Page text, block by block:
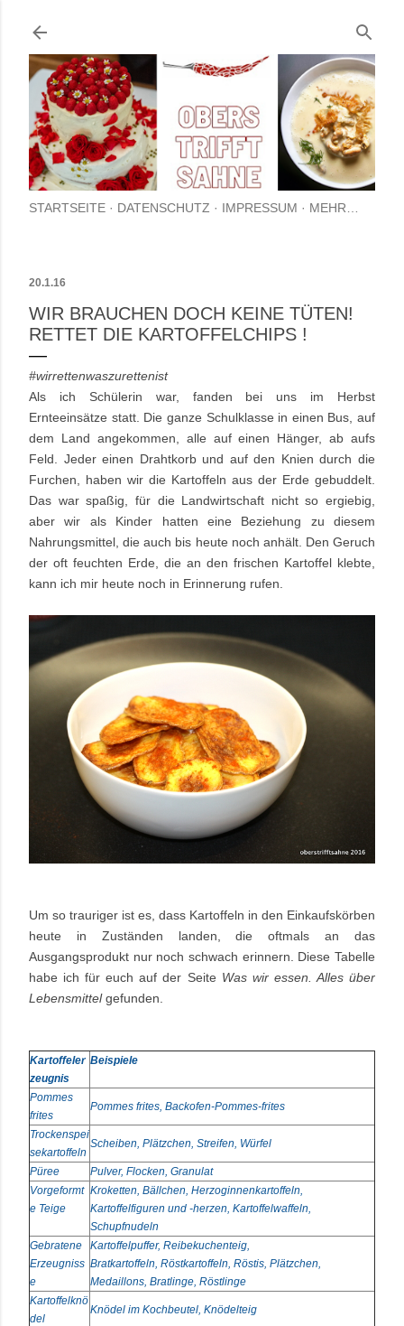
STARTSEITE DATENSCHUTZ IMPRESSUM MEHR…
20.1.16
WIR BRAUCHEN DOCH KEINE TÜTEN!
RETTET DIE KARTOFFELCHIPS !
#wirrettenwaszurettenist
Als ich Schülerin war, fanden bei uns im Herbst
Ernteeinsätze statt. Die ganze Schulklasse in einen Bus, auf
dem Land angekommen, alle auf einen Hänger, ab aufs
Feld. Jeder einen Drahtkorb und auf den Knien durch die
Furchen, haben wir die Kartoffeln aus der Erde gebuddelt.
Das war spaßig, für die Landwirtschaft nicht so ergiebig,
aber wir als Kinder hatten eine Beziehung zu diesem
Nahrungsmittel, die auch bis heute noch anhält. Den Geruch
der oft feuchten Erde, die an den frischen Kartoffel klebte,
kann ich mir heute noch in Erinnerung rufen.
Um so trauriger ist es, dass Kartoffeln in den Einkaufskörben
heute in Zuständen landen, die oftmals an das
Ausgangsprodukt nur noch schwach erinnern. Diese Tabelle
habe ich für euch auf der Seite Was wir essen. Alles über
Lebensmittelgefunden.
Kartoffeler
zeugnis
Beispiele
Pommes
frites
Pommes frites, Backofen-Pommes-frites
Trockenspei
sekartoffeln
Scheiben, Plätzchen, Streifen, Würfel
Püree
Pulver, Flocken, Granulat
Vorgeformt
e Teige
Kroketten, Bällchen, Herzoginnenkartoffeln,
Kartoffelfiguren und -herzen, Kartoffelwaffeln,
Schupfnudeln
Gebratene
Erzeugniss
e
Kartoffelpuffer, Reibekuchenteig,
Bratkartoffeln, Röstkartoffeln, Röstis, Plätzchen,
Medaillons, Bratlinge, Röstlinge
Kartoffelknö
del
Knödel im Kochbeutel, Knödelteig